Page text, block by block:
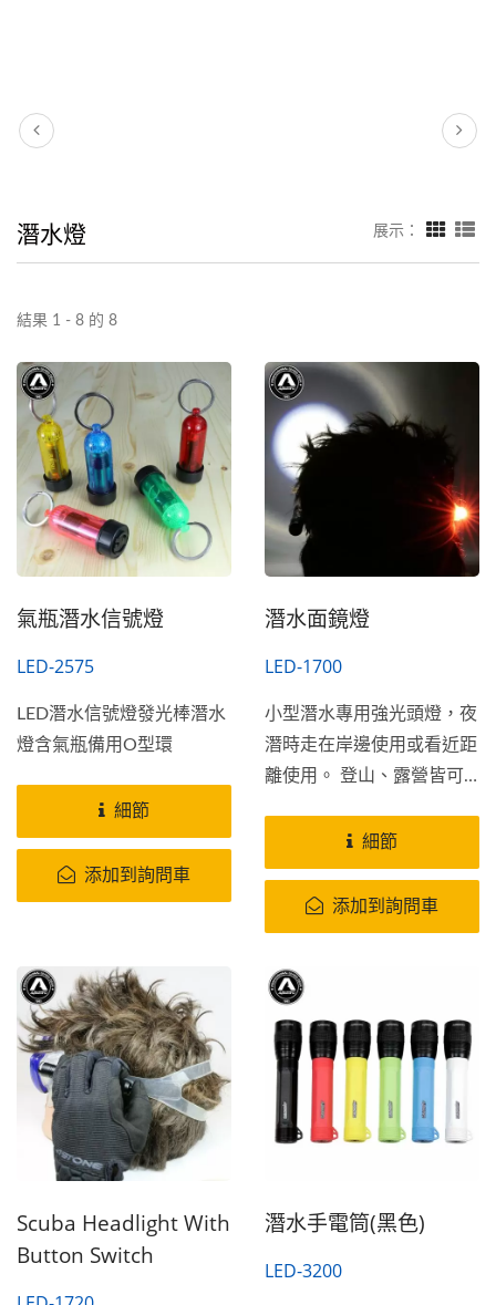
潛水燈 展示：
結果 1 - 8 的 8
氣瓶潛水信號燈
LED-2575
LED潛水信號燈發光棒潛水
燈含氣瓶備用O型環
細節
添加到詢問車
潛水面鏡燈
LED-1700
小型潛水專用強光頭燈，夜
潛時走在岸邊使用或看近距
離使用。 登山、露營皆可
細節
添加到詢問車
Scuba Headlight With
Button Switch
潛水手電筒(黑色)
LED-3200